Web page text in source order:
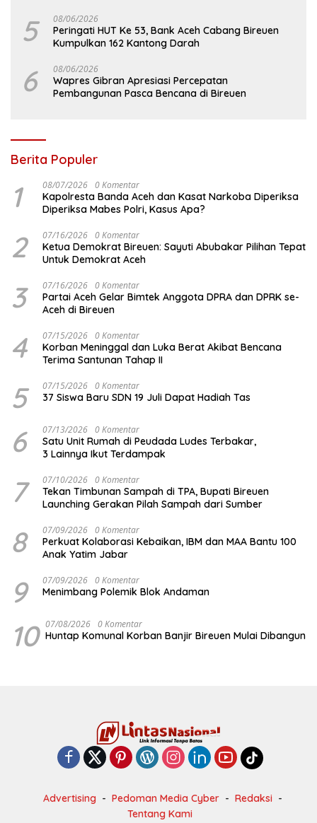
5 08/06/2026
Peringati HUT Ke 53, Bank Aceh Cabang Bireuen
Kumpulkan 162 Kantong Darah
6 08/06/2026
Wapres Gibran Apresiasi Percepatan
Pembangunan Pasca Bencana di Bireuen
Berita Populer
1 08/07/2026 0 Komentar
Kapolresta Banda Aceh dan Kasat Narkoba Diperiksa
Diperiksa Mabes Polri, Kasus Apa?
2 07/16/2026 0 Komentar
Ketua Demokrat Bireuen: Sayuti Abubakar Pilihan Tepat
Untuk Demokrat Aceh
3 07/16/2026 0 Komentar
Partai Aceh Gelar Bimtek Anggota DPRA dan DPRK se-
Aceh di Bireuen
4 07/15/2026 0 Komentar
Korban Meninggal dan Luka Berat Akibat Bencana
Terima Santunan Tahap II
5 07/15/2026 0 Komentar
37 Siswa Baru SDN 19 Juli Dapat Hadiah Tas
6 07/13/2026 0 Komentar
Satu Unit Rumah di Peudada Ludes Terbakar,
3 Lainnya Ikut Terdampak
7 07/10/2026 0 Komentar
Tekan Timbunan Sampah di TPA, Bupati Bireuen
Launching Gerakan Pilah Sampah dari Sumber
8 07/09/2026 0 Komentar
Perkuat Kolaborasi Kebaikan, IBM dan MAA Bantu 100
Anak Yatim Jabar
9 07/09/2026 0 Komentar
Menimbang Polemik Blok Andaman
10 07/08/2026 0 Komentar
Huntap Komunal Korban Banjir Bireuen Mulai Dibangun
Advertising Pedoman Media Cyber
Redaksi
Tentang Kami